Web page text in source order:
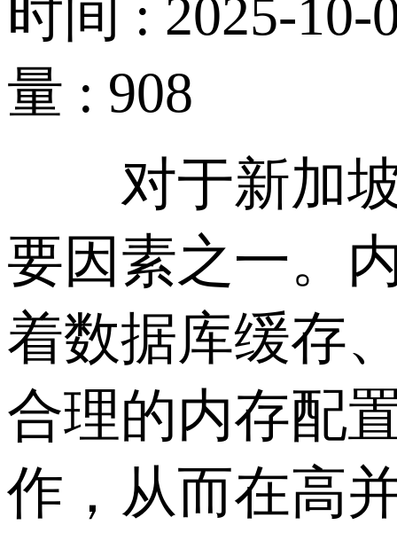
时间 : 2025-10-
量 : 908
对于新加坡
要因素之一。
着数据库缓存
合理的内存配
作，从而在高